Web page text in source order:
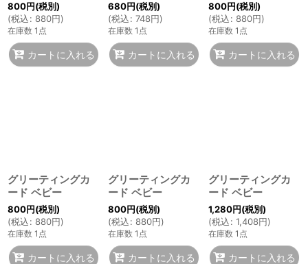
800円(税別)
(税込: 880円)
在庫数 1点
カートに入れる
680円(税別)
(税込: 748円)
在庫数 1点
カートに入れる
800円(税別)
(税込: 880円)
在庫数 1点
カートに入れる
グリーティングカ
ード ベビー
800円(税別)
(税込: 880円)
在庫数 1点
カートに入れる
グリーティングカ
ード ベビー
800円(税別)
(税込: 880円)
在庫数 1点
カートに入れる
グリーティングカ
ード ベビー
1,280円(税別)
(税込: 1,408円)
在庫数 1点
カートに入れる